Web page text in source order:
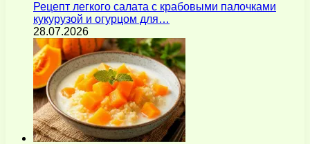
Рецепт легкого салата с крабовыми палочками
кукурузой и огурцом для…
28.07.2026